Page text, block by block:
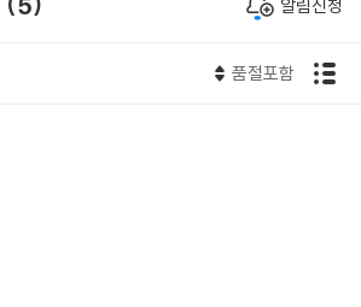
알림신청
품절포함